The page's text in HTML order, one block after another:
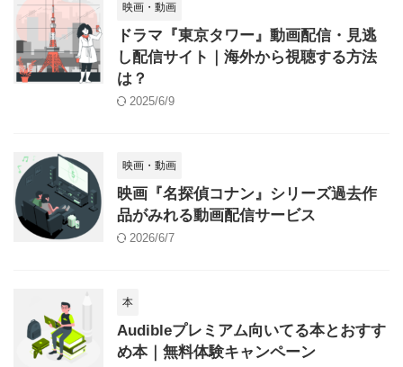
映画・動画
ドラマ『東京タワー』動画配信・見逃
し配信サイト｜海外から視聴する方法
は？
2025/6/9
映画・動画
映画『名探偵コナン』シリーズ過去作
品がみれる動画配信サービス
2026/6/7
本
Audibleプレミアム向いてる本とおすす
め本｜無料体験キャンペーン